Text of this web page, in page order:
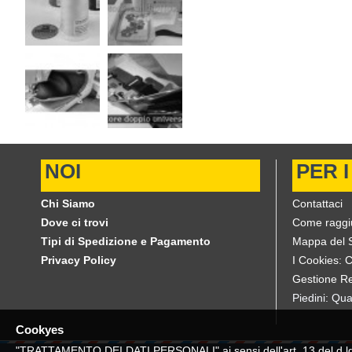
NOI
Chi Siamo
Dove ci trovi
Tipi di Spedizione e Pagamento
Privacy Policy
PER
Contattaci
Come
Mappa del
I Cookies:
Gestione
Piedini:
Cookyes